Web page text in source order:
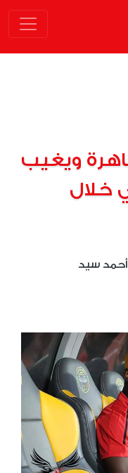
ويغيب
خلال
أحمد سيد